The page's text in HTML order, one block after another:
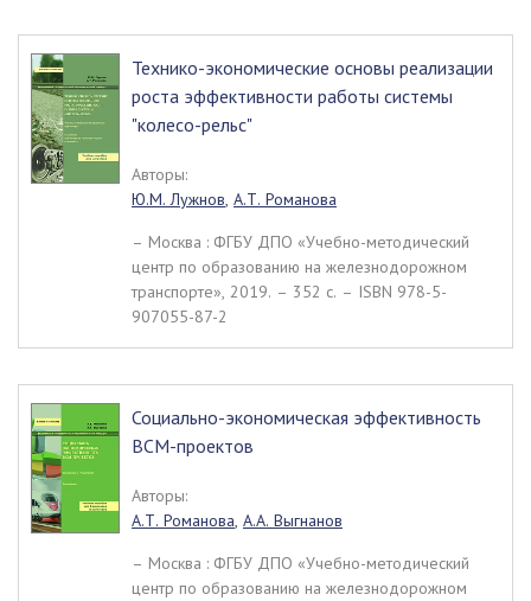
Технико-экономические основы реализации
роста эффективности работы системы
"колесо-рельс"
Авторы:
Ю.М. Лужнов, А.Т. Романова
– Москва : ФГБУ ДПО «Учебно-методический
центр по образованию на железнодорожном
транспорте», 2019. – 352 c. – ISBN 978-5-
907055-87-2
Социально-экономическая эффективность
ВСМ-проектов
Авторы:
А.Т. Романова, А.А. Выгнанов
– Москва : ФГБУ ДПО «Учебно-методический
центр по образованию на железнодорожном